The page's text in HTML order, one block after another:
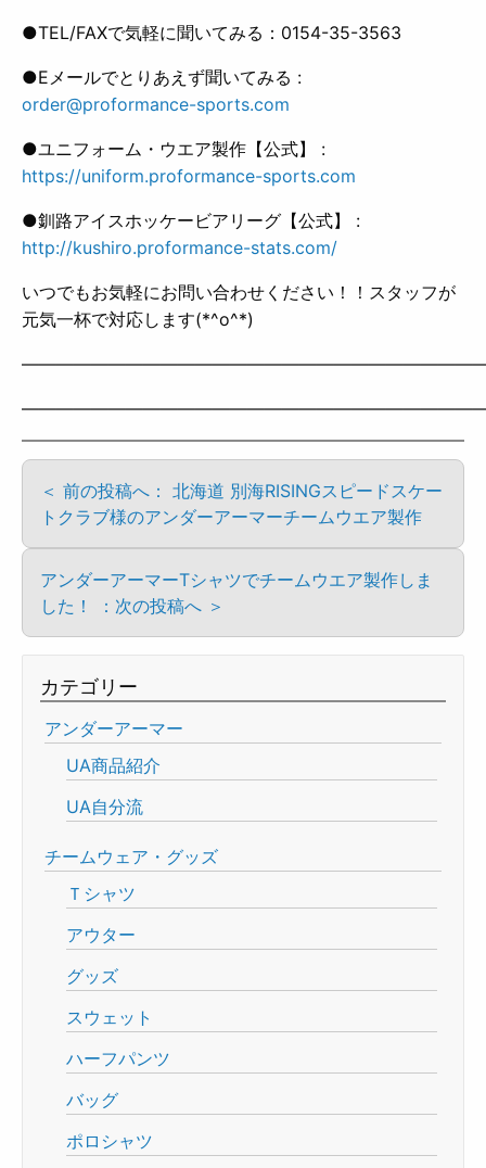
●TEL/FAXで気軽に聞いてみる：0154-35-3563
●Eメールでとりあえず聞いてみる :
order@proformance-sports.com
●ユニフォーム・ウエア製作【公式】 :
https://uniform.proformance-sports.com
●釧路アイスホッケービアリーグ【公式】 :
http://kushiro.proformance-stats.com/
いつでもお気軽にお問い合わせください！！スタッフが
元気一杯で対応します(*^o^*)
＜ 前の投稿へ： 北海道 別海RISINGスピードスケー
トクラブ様のアンダーアーマーチームウエア製作
アンダーアーマーTシャツでチームウエア製作しま
した！ ：次の投稿へ ＞
カテゴリー
アンダーアーマー
UA商品紹介
UA自分流
チームウェア・グッズ
Ｔシャツ
アウター
グッズ
スウェット
ハーフパンツ
バッグ
ポロシャツ